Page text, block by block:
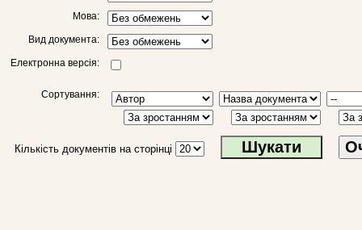
Мова:
Вид документа:
Електронна версія:
Сортування:
Кількість документів на сторінці